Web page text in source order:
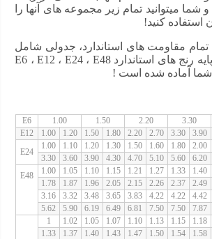
شما میتوانید تمام زیر مجموعه های آنها را
استفاده کنید!
تمام مقاومت های استاندارد، جدولی شامل
تمام مقاومت های پایه رنج های استاندارد E6 ، E12 ، E24 ، E48
3.30
2.20
1.50
1.00
E6
3.90
3.30
2.70
2.20
1.80
1.50
1.20
1.00
E12
2.00
1.80
1.60
1.50
1.30
1.20
1.10
1.00
E24
6.20
5.60
5.10
4.70
4.30
3.90
3.60
3.30
1.40
1.33
1.27
1.21
1.15
1.10
1.05
1.00
E48
2.49
2.37
2.26
2.15
2.05
1.96
1.87
1.78
4.42
4.22
4.22
3.83
3.65
3.48
3.32
3.16
7.87
7.50
7.50
6.81
6.49
6.19
5.90
5.62
1.18
1.15
1.13
1.10
1.07
1.05
1.02
1
1.58
1.54
1.50
1.47
1.43
1.40
1.37
1.33